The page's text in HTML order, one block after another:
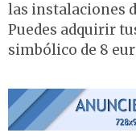
las instalaciones
Puedes adquirir
simbólico de 8